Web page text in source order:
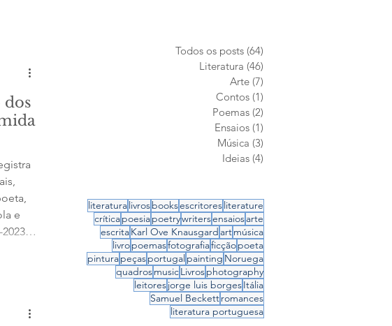
dos
e
Todos os posts (64)
Literatura (46)
Arte (7)
Contos (1)
Poemas (2)
Ensaios (1)
Música (3)
Ideias (4)
literaturalivrosbooksescritoresliterature
críticapoesiapoetrywritersensaiosarte
escritaKarl Ove Knausgard artmúsica
livropoemasfotografiaficçãopoeta
pinturapeçasportugalpainting Noruega
quadrosmusicLivrosphotography
leitoresjorge luis borgesItália
Samuel Beckettromances
literatura portuguesa